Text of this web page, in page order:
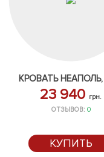
КРОВАТЬ
23 940 грн.
ОТЗЫВОВ: 0
КУПИТЬ